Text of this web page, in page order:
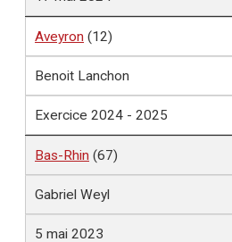
Aveyron (12)
Benoit Lanchon
Exercice 2024 - 2025
Bas-Rhin (67)
Gabriel Weyl
5 mai 2023